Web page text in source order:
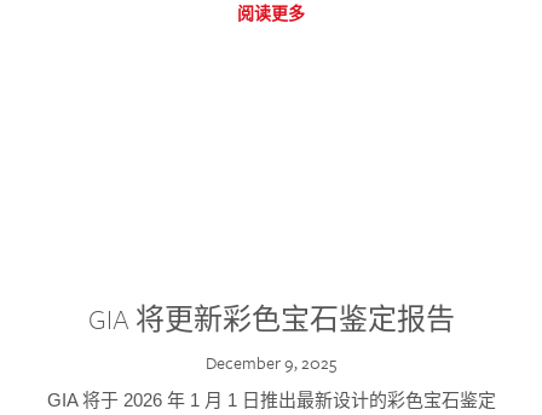
阅读更多
GIA 将更新彩色宝石鉴定报告
December 9, 2025
GIA 将于 2026 年 1 月 1 日推出最新设计的彩色宝石鉴定